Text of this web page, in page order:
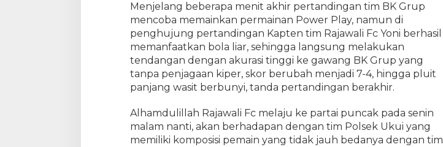
r
u
p
Menjelang beberapa menit akhir pertandingan tim BK Grup
mencoba memainkan permainan Power Play, namun di
penghujung pertandingan Kapten tim Rajawali Fc Yoni berhasil
memanfaatkan bola liar, sehingga langsung melakukan
tendangan dengan akurasi tinggi ke gawang BK Grup yang
tanpa penjagaan kiper, skor berubah menjadi 7-4, hingga pluit
panjang wasit berbunyi, tanda pertandingan berakhir.
Alhamdulillah Rajawali Fc melaju ke partai puncak pada senin
malam nanti, akan berhadapan dengan tim Polsek Ukui yang
memiliki komposisi pemain yang tidak jauh bedanya dengan tim